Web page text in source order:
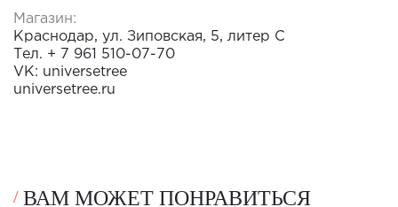
Магазин:
Краснодар, ул. Зиповская, 5, литер С
Тел. + 7 961 510-07-70
VK: universetree
universetree.ru
ВАМ МОЖЕТ ПОНРАВИТЬСЯ